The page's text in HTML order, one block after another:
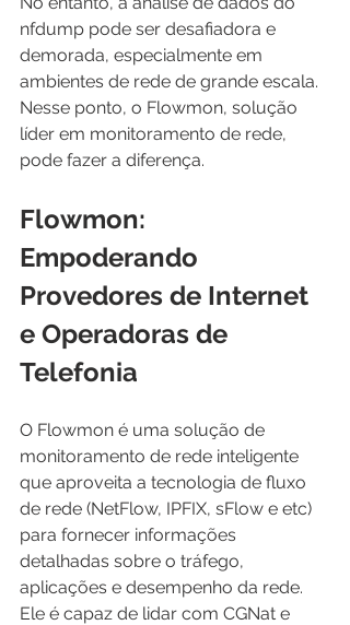
nfdump pode ser desafiadora e
demorada, especialmente em
ambientes de rede de grande escala.
Nesse ponto, o Flowmon, solução
líder em monitoramento de rede,
pode fazer a diferença.
Flowmon:
Empoderando
Provedores de Internet
e Operadoras de
Telefonia
O Flowmon é uma solução de
monitoramento de rede inteligente
que aproveita a tecnologia de fluxo
de rede (NetFlow, IPFIX, sFlow e etc)
para fornecer informações
detalhadas sobre o tráfego,
aplicações e desempenho da rede.
Ele é capaz de lidar com CGNat e